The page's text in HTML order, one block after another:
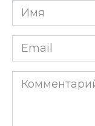
Имя
*
Email
*
Комментарий